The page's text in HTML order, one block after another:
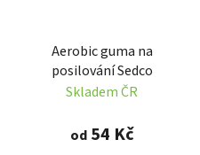
Aerobic guma na
posilování Sedco
Skladem ČR
od54 Kč